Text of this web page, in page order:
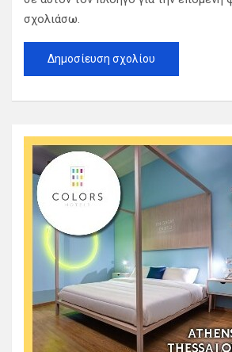
σχολιάσω.